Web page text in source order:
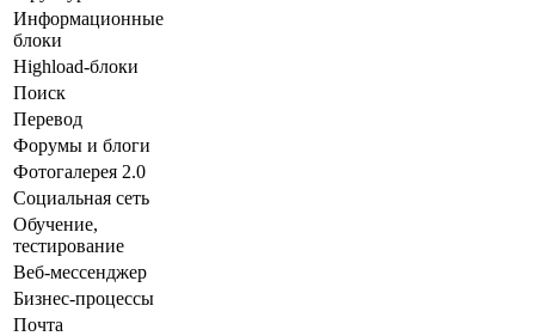
Информационные
блоки
Highload-блоки
Поиск
Перевод
Форумы и блоги
Фотогалерея 2.0
Социальная сеть
Обучение,
тестирование
Веб-мессенджер
Бизнес-процессы
Почта